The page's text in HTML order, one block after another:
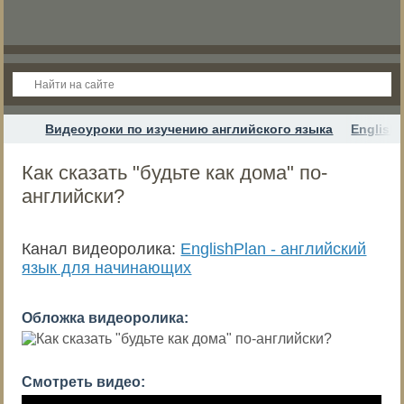
Видеоуроки по изучению английского языка
Как сказать "будьте как дома" по-
английски?
Канал видеоролика: EnglishPlan - английский
язык для начинающих
Обложка видеоролика:
Смотреть видео: